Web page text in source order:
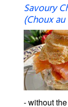
Savoury
(Choux
- without